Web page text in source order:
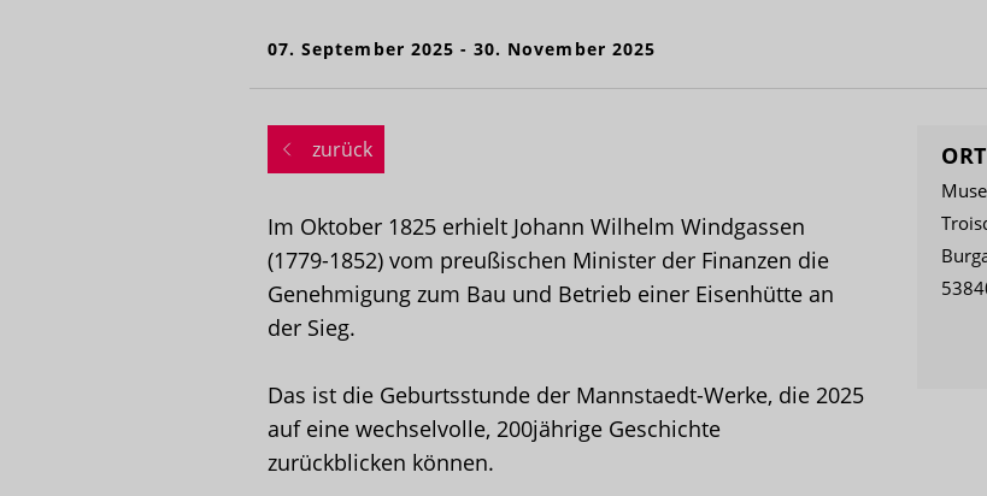
07. September 2025 - 30. November 2025
zurück
Im Oktober 1825 erhielt Johann Wilhelm Windgassen
(1779-1852) vom preußischen Minister der Finanzen die
Genehmigung zum Bau und Betrieb einer Eisenhütte an
der Sieg.
Das ist die Geburtsstunde der Mannstaedt-Werke, die 2025
auf eine wechselvolle, 200jährige Geschichte
zurückblicken können.